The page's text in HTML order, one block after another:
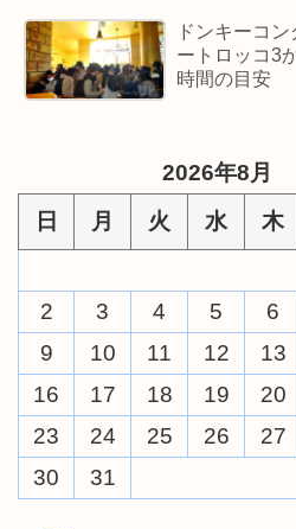
ドンキーコ
ートロッコ3
時間の目安
2026年8月
日
月 火 水 木
2
3 4 5 6
9
10 11 12 13
16
17 18 19 20
23
24 25 26 27
30
31